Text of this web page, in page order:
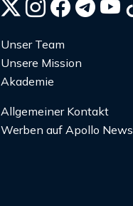
Unser Team
Unsere Mission
Akademie
Allgemeiner Kontakt
Werben auf Apollo News